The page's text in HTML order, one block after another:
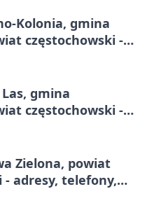
Kolonia, gmina
częstochowski -
gmina
częstochowski -
Zielona, powiat
- adresy, telefony,